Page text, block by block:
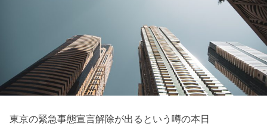
東京の緊急事態宣言解除が出るという噂の本日